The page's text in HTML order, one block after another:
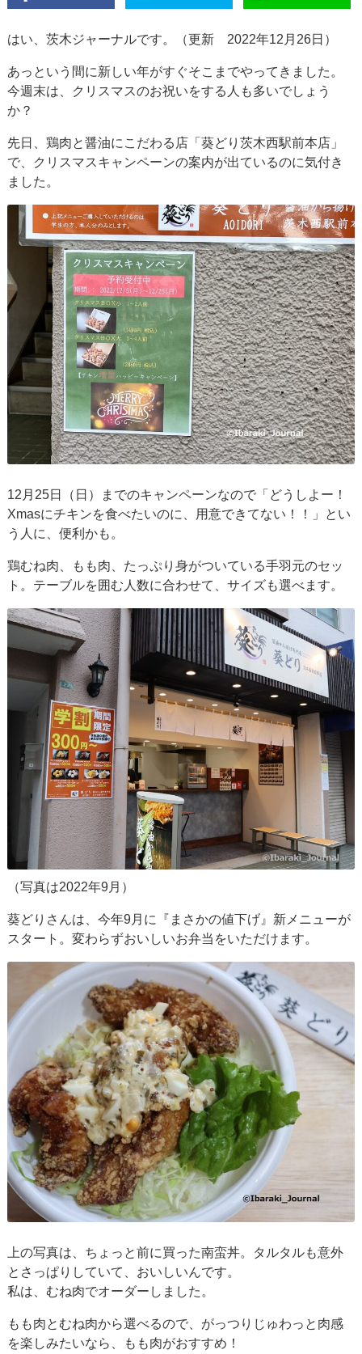
はい、茨木ジャーナルです。（更新 2022年12月26日）
あっという間に新しい年がすぐそこまでやってきました。
今週末は、クリスマスのお祝いをする人も多いでしょう
か？
先日、鶏肉と醤油にこだわる店「葵どり茨木西駅前本店」
で、クリスマスキャンペーンの案内が出ているのに気付き
ました。
12月25日（日）までのキャンペーンなので「どうしよー！
Xmasにチキンを食べたいのに、用意できてない！！」とい
う人に、便利かも。
鶏むね肉、もも肉、たっぷり身がついている手羽元のセッ
ト。テーブルを囲む人数に合わせて、サイズも選べます。
（写真は2022年9月）
葵どりさんは、今年9月に『まさかの値下げ』新メニューが
スタート。変わらずおいしいお弁当をいただけます。
上の写真は、ちょっと前に買った南蛮丼。タルタルも意外
とさっぱりしていて、おいしいんです。
私は、むね肉でオーダーしました。
もも肉とむね肉から選べるので、がっつりじゅわっと肉感
を楽しみたいなら、もも肉がおすすめ！